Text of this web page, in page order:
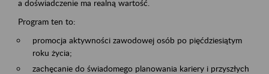
a doświadczenie ma realną wartość.
Program ten to:
promocja aktywności zawodowej osób po pięćdziesiątym
roku życia;
zachęcanie do świadomego planowania kariery i przyszłych